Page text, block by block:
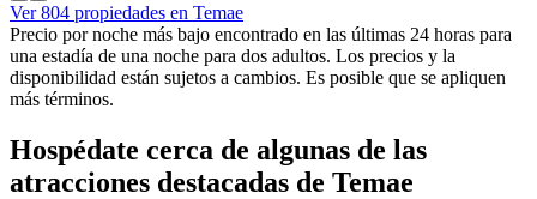
Ver 804 propiedades en Temae
Precio por noche más bajo encontrado en las últimas 24 horas para
una estadía de una noche para dos adultos. Los precios y la
disponibilidad están sujetos a cambios. Es posible que se apliquen
más términos.
Hospédate cerca de algunas de las
atracciones destacadas de Temae